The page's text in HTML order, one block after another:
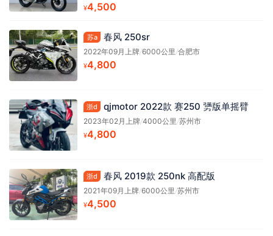
¥4,500
苏a 春风 250sr
2022年09月上牌/6000公里/合肥市
¥4,800
浙d qjmotor 2022款 赛250 勥版单摇臂
2023年02月上牌/4000公里/苏州市
¥4,800
浙d 春风 2019款 250nk 高配版
2021年09月上牌/6000公里/苏州市
¥4,500